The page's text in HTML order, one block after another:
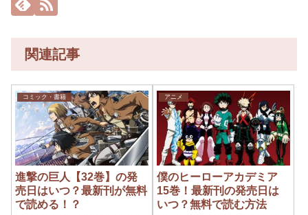
関連記事
コミック・書籍
進撃の巨人【32巻】の発
売日はいつ？最新刊が無料
で読める！？
アニメ
僕のヒーローアカデミア
15巻！最新刊の発売日は
いつ？無料で読む方法